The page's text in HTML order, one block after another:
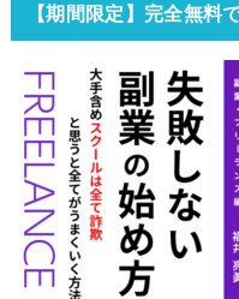
【期間限定】完全無料